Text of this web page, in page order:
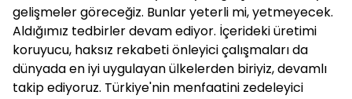
gelişmeler göreceğiz. Bunlar yeterli mi, yetmeyecek.
Aldığımız tedbirler devam ediyor. İçerideki üretimi
koruyucu, haksız rekabeti önleyici çalışmaları da
dünyada en iyi uygulayan ülkelerden biriyiz, devamlı
takip ediyoruz. Türkiye'nin menfaatini zedeleyici